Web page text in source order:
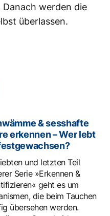
werden die
überlassen.
& sesshafte
erkennen – Wer lebt
und letzten Teil
Serie »Erkennen &
geht es um
die beim Tauchen
übersehen werden.